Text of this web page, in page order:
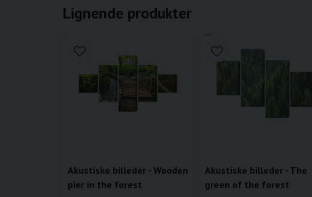
Lignende produkter
Akustiske billeder - Wooden
pier in the forest
Akustiske billeder - The
green of the forest